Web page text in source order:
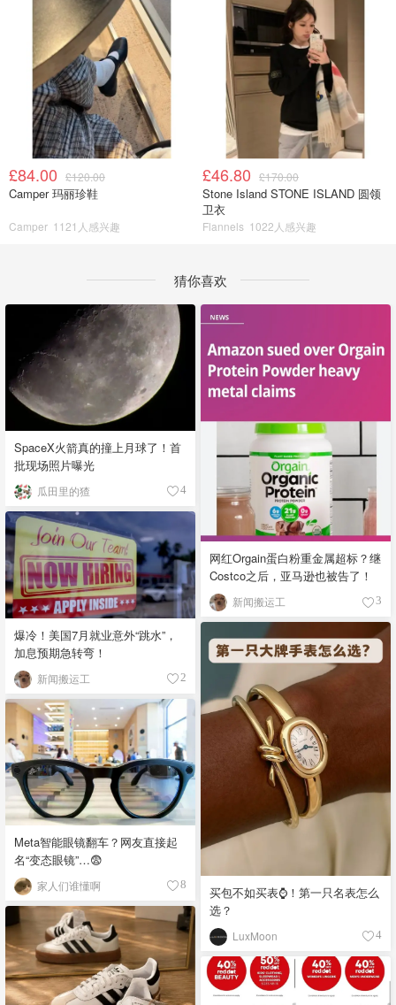
£84.00 £120.00
Camper 玛丽珍鞋
Camper 1121人感兴趣
£46.80 £170.00
Stone Island STONE ISLAND 圆领
卫衣
Flannels 1022人感兴趣
猜你喜欢
SpaceX火箭真的撞上月球了！首
批现场照片曝光
瓜田里的猹 4
网红Orgain蛋白粉重金属超标？继
Costco之后，亚马逊也被告了！
新闻搬运工 3
爆冷！美国7月就业意外“跳水”，
加息预期急转弯！
新闻搬运工 2
买包不如买表⌚️！第一只名表怎么
选？
LuxMoon 4
Meta智能眼镜翻车？网友直接起
名“变态眼镜”…😨
家人们谁懂啊 8